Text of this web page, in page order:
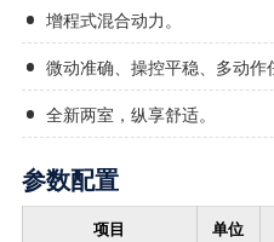
增程式混合动力。
微动准确、操控平稳、多动作
全新两室，纵享舒适。
参数配置
项目 单位